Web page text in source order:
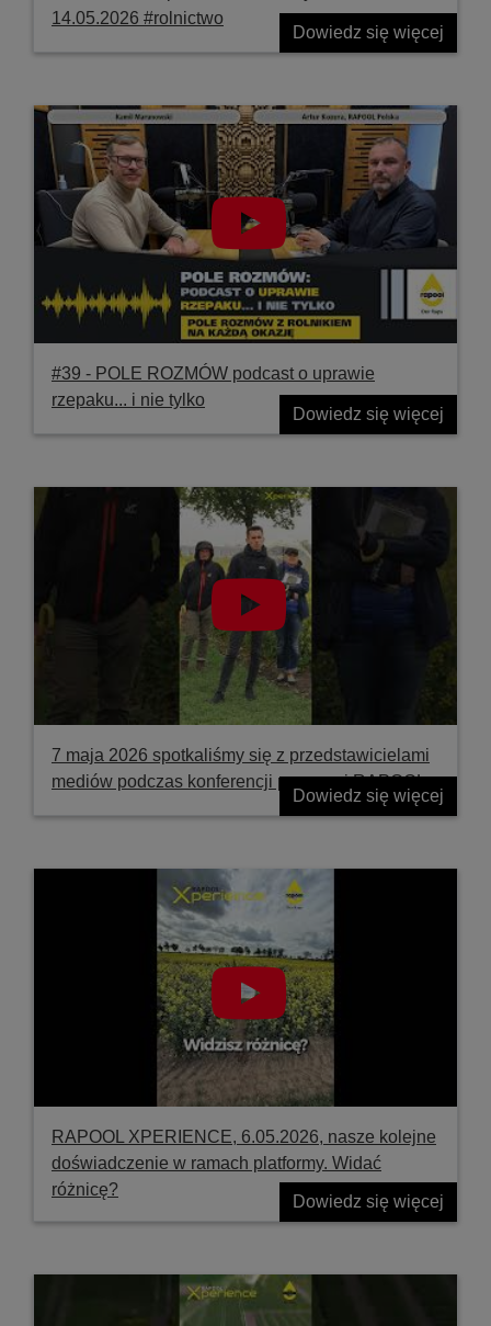
14.05.2026 #rolnictwo
Dowiedz się więcej
#39 ‐ POLE ROZMÓW podcast o uprawie
rzepaku... i nie tylko
Dowiedz się więcej
7 maja 2026 spotkaliśmy się z przedstawicielami
mediów podczas konferencji prasowej RAPOOL
Dowiedz się więcej
RAPOOL XPERIENCE, 6.05.2026, nasze kolejne
doświadczenie w ramach platformy. Widać
różnicę?
Dowiedz się więcej